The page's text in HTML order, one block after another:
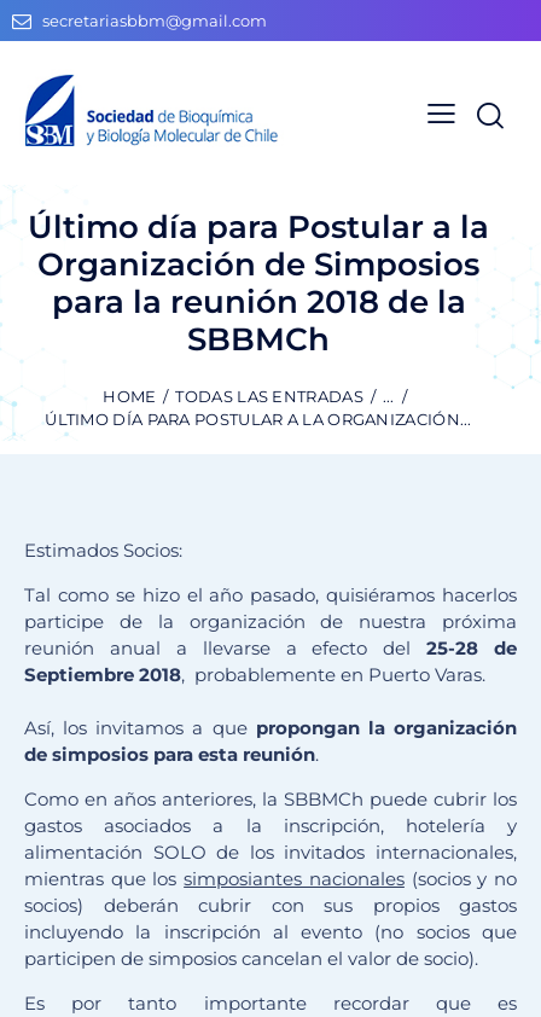
secretariasbbm@gmail.com
Último día para Postular a la
Organización de Simposios
para la reunión 2018 de la
SBBMCh
HOME TODAS LAS ENTRADAS
...
ÚLTIMO DÍA PARA POSTULAR A LA ORGANIZACIÓN...
Estimados Socios:
Tal como se hizo el año pasado, quisiéramos hacerlos
participe de la organización de nuestra próxima
reunión anual a llevarse a efecto del 25-28 de
Septiembre 2018, probablemente en Puerto Varas.
Así, los invitamos a que propongan la organización
de simposios para esta reunión.
Como en años anteriores, la SBBMCh puede cubrir los
gastos asociados a la inscripción, hotelería y
alimentación SOLO de los invitados internacionales,
mientras que lossimposiantes nacionales(socios y no
socios) deberán cubrir con sus propios gastos
incluyendo la inscripción al evento (no socios que
participen de simposios cancelan el valor de socio).
Es por tanto importante recordar que es